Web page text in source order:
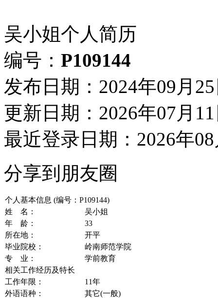
吴小姐个人简历
编号： P109144
发布日期：2024年09月
更新日期：2026年07月
最近登录日期：2026年
分享到朋友圈
个人基本信息 (编号：P109144)
姓 名：
吴小姐
年 龄：
33
所在地：
开平
毕业院校：
岭南师范学院
专 业：
学前教育
相关工作经历及特长
工作年限：
11年
外语语种：
其它(一般)